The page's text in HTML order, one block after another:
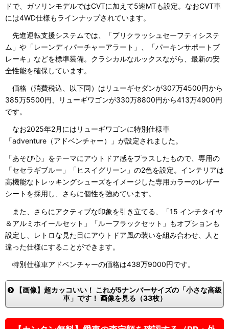
ドで、ガソリンモデルではCVTに加えて5速MTも設定。なおCVT車
には4WD仕様もラインナップされています。
先進運転支援システムでは、「プリクラッシュセーフティシステ
ム」や「レーンディパーチャーアラート」、「パーキンサポートブ
レーキ」などを標準装備。クラシカルなルックスながら、最新の安
全性能を確保しています。
価格（消費税込、以下同）はリューギセダンが307万4500円から
385万5500円、リューギワゴンが330万8800円から413万4900円
です。
なお2025年2月にはリューギワゴンに特別仕様車
「adventure（アドベンチャー）」が設定されました。
「あそび心」をテーマにアウトドア感をプラスしたもので、専用の
「セセラギブルー」「ヒスイグリーン」の2色を設定。インテリアは
高機能なトレッキングシューズをイメージした専用カラーのレザー
シートを採用し、さらに個性を強めています。
また、さらにアクティブな印象を引き立てる、「15 インチタイヤ
＆アルミホイールセット」「ルーフラックセット」もオプションも
設定し、レトロな見た目にアウトドア風の装いを組み合わせ、人と
違った仕様にすることができます。
特別仕様車アドベンチャーの価格は438万9000円です。
【画像】超カッコいい！ これが5ナンバーサイズの「小さな高級
車」です！ 画像を見る（33枚）